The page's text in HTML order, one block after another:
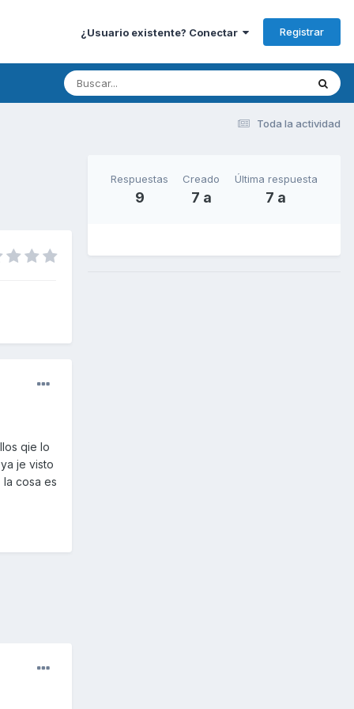
¿Usuario existente? Conectar Registrar
Toda la actividad
qie lo
je visto
cosa es
Respuestas
9
Creado
7 a
Última respuesta
7 a